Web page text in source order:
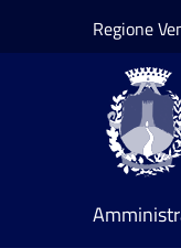
Regione